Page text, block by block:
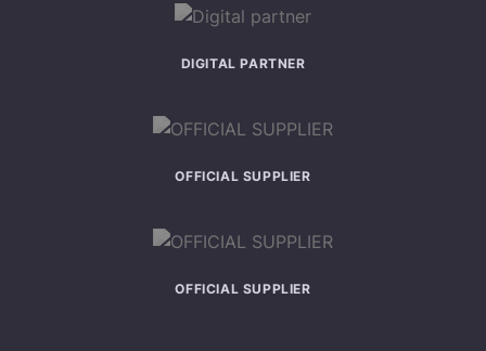
DIGITAL PARTNER
OFFICIAL SUPPLIER
OFFICIAL SUPPLIER